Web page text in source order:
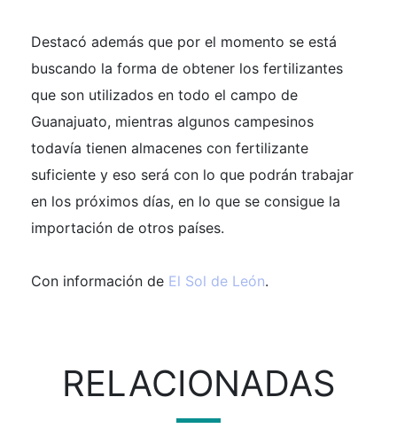
Destacó además que por el momento se está
buscando la forma de obtener los fertilizantes
que son utilizados en todo el campo de
Guanajuato, mientras algunos campesinos
todavía tienen almacenes con fertilizante
suficiente y eso será con lo que podrán trabajar
en los próximos días, en lo que se consigue la
importación de otros países.
Con información de El Sol de León.
RELACIONADAS